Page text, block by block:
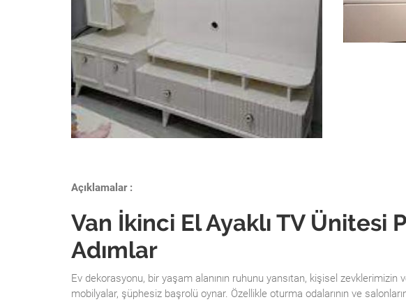
Açıklamalar :
Van İkinci El Ayaklı TV Ünitesi
Adımlar
Ev dekorasyonu, bir yaşam alanının ruhunu yansıtan, kişisel
mobilyalar, şüphesiz başrolü oynar. Özellikle oturma odalarının ve